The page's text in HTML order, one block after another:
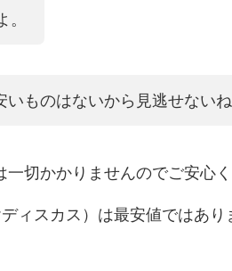
いものはないから見逃せないね
切かかりませんのでご安心く
ディスカス）は最安値ではあり